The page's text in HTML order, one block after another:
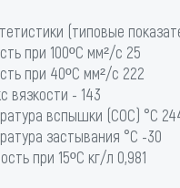
(типовые
при 100ºС мм²/с 25
при 40ºС мм²/с 222
вязкости - 143
вспышки (COC) °C
застывания °C -30
при 15ºС кг/л 0,981